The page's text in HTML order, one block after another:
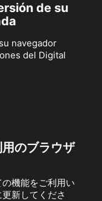
de su
navegador
del Digital
のブラウザ
機能をご利用い
新してくださ